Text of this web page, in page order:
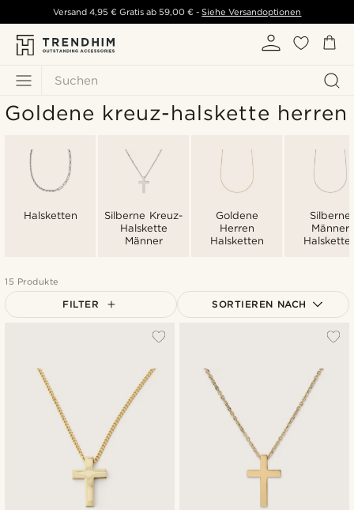
Suchen
Versand 4,95 € Gratis ab 59,00 € - Siehe Versandoptionen
Goldene kreuz-halskette herren
Halsketten
Silberne Kreuz-
Halskette
Männer
Goldene
Herren
Halsketten
Silberne
Männer
15 Produkte
FILTER SORTIEREN NACH
Niedrigster Preis
Höchster Preis